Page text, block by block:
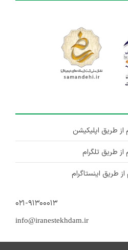
طریق اپلیکیشن
طریق تلگرام
طریق اینستاگرام
۰۲۱-۹۱۳۰۰۰۱۳
info@iranestekhdam.ir